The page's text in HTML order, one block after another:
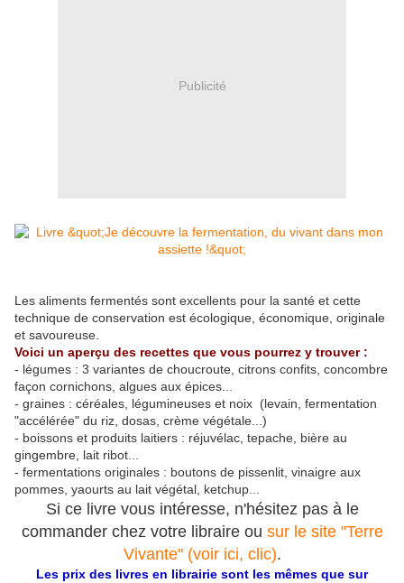
Publicité
Les aliments fermentés sont excellents pour la santé et cette
technique de conservation est écologique, économique, originale
et savoureuse.
Voici un aperçu des recettes que vous pourrez y trouver :
- légumes : 3 variantes de choucroute, citrons confits, concombre
façon cornichons, algues aux épices...
- graines : céréales, légumineuses et noix (levain, fermentation
"accélérée" du riz, dosas, crème végétale...)
- boissons et produits laitiers : réjuvélac, tepache, bière au
gingembre, lait ribot...
- fermentations originales : boutons de pissenlit, vinaigre aux
pommes, yaourts au lait végétal, ketchup...
Si ce livre vous intéresse, n'hésitez pas à le
commander chez votre libraire ou sur le site "Terre
Vivante" (voir ici, clic).
Les prix des livres en librairie sont les mêmes que sur